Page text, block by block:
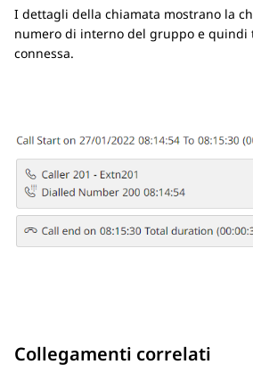
I dettagli della chiamata mostrano la
numero di interno del gruppo e quindi
connessa.
Collegamenti correlati